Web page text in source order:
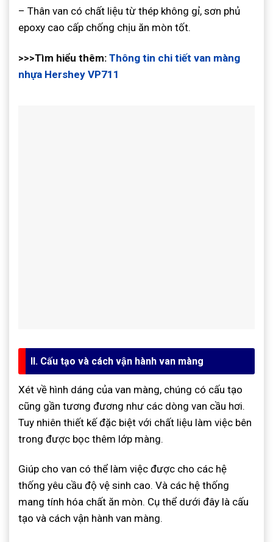
– Thân van có chất liệu từ thép không gỉ, sơn phủ
epoxy cao cấp chống chịu ăn mòn tốt.
>>>Tìm hiểu thêm: Thông tin chi tiết van màng
nhựa Hershey VP711
II. Cấu tạo và cách vận hành van màng
Xét về hình dáng của van màng, chúng có cấu tạo
cũng gần tương đương như các dòng van cầu hơi.
Tuy nhiên thiết kế đặc biệt với chất liệu làm việc bên
trong được bọc thêm lớp màng.
Giúp cho van có thể làm việc được cho các hệ
thống yêu cầu độ vệ sinh cao. Và các hệ thống
mang tính hóa chất ăn mòn. Cụ thể dưới đây là cấu
tạo và cách vận hành van màng.